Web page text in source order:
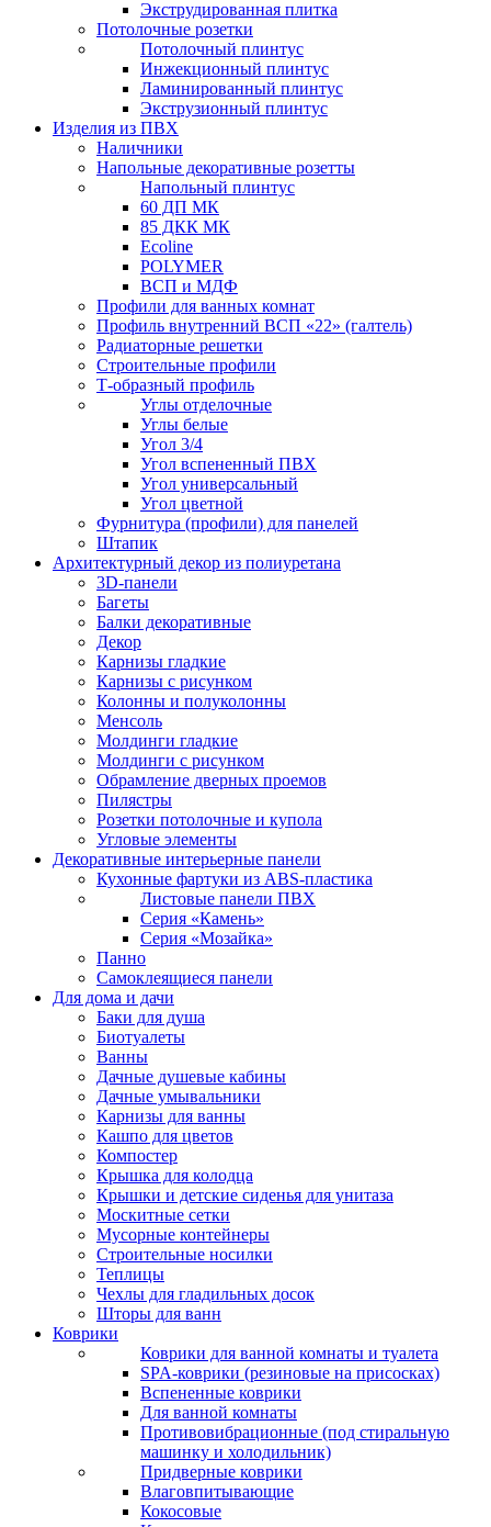
Экструдированная плитка
Потолочные розетки
Потолочный плинтус
Инжекционный плинтус
Ламинированный плинтус
Экструзионный плинтус
Изделия из ПВХ
Наличники
Напольные декоративные розетты
Напольный плинтус
60 ДП МК
85 ДКК МК
Ecoline
POLYMER
ВСП и МДФ
Профили для ванных комнат
Профиль внутренний ВСП «22» (галтель)
Радиаторные решетки
Строительные профили
Т-образный профиль
Углы отделочные
Углы белые
Угол 3/4
Угол вспененный ПВХ
Угол универсальный
Угол цветной
Фурнитура (профили) для панелей
Штапик
Архитектурный декор из полиуретана
3D-панели
Багеты
Балки декоративные
Декор
Карнизы гладкие
Карнизы с рисунком
Колонны и полуколонны
Менсоль
Молдинги гладкие
Молдинги с рисунком
Обрамление дверных проемов
Пилястры
Розетки потолочные и купола
Угловые элементы
Декоративные интерьерные панели
Кухонные фартуки из ABS-пластика
Листовые панели ПВХ
Серия «Камень»
Серия «Мозайка»
Панно
Самоклеящиеся панели
Для дома и дачи
Баки для душа
Биотуалеты
Ванны
Дачные душевые кабины
Дачные умывальники
Карнизы для ванны
Кашпо для цветов
Компостер
Крышка для колодца
Крышки и детские сиденья для унитаза
Москитные сетки
Мусорные контейнеры
Строительные носилки
Теплицы
Чехлы для гладильных досок
Шторы для ванн
Коврики
Коврики для ванной комнаты и туалета
SPA-коврики (резиновые на присосках)
Вспененные коврики
Для ванной комнаты
Противовибрационные (под стиральную
машинку и холодильник)
Придверные коврики
Влаговпитывающие
Кокосовые